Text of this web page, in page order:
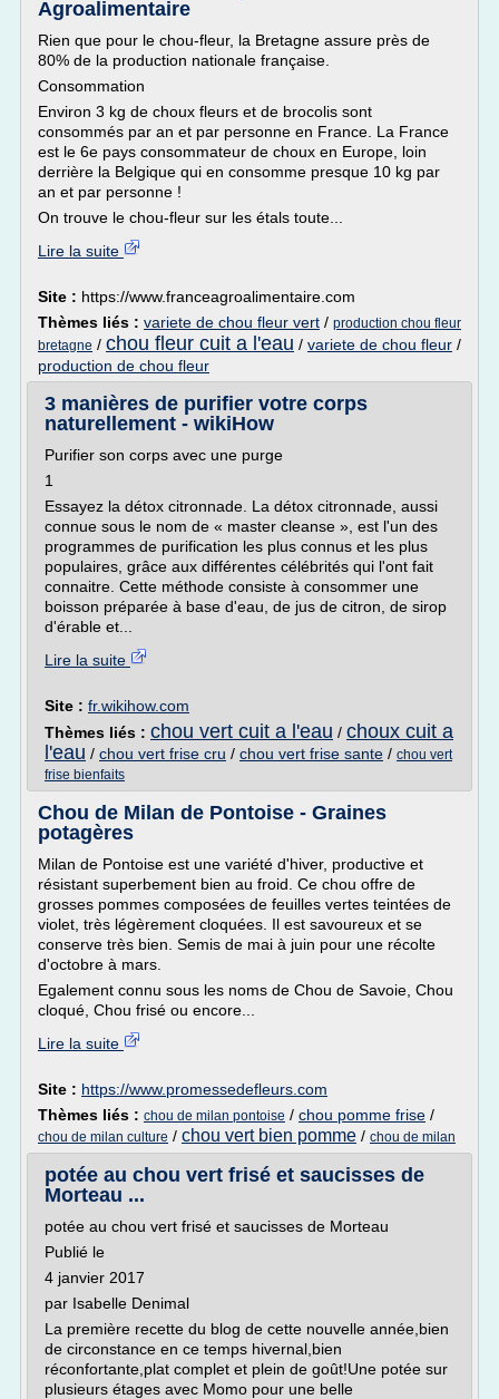
Agroalimentaire
Rien que pour le chou-fleur, la Bretagne assure près de
80% de la production nationale française.
Consommation
Environ 3 kg de choux fleurs et de brocolis sont
consommés par an et par personne en France. La France
est le 6e pays consommateur de choux en Europe, loin
derrière la Belgique qui en consomme presque 10 kg par
an et par personne !
On trouve le chou-fleur sur les étals toute...
Lire la suite
Site : https://www.franceagroalimentaire.com
Thèmes liés : variete de chou fleur vert / production chou fleur
bretagne / chou fleur cuit a l'eau / variete de chou fleur /
production de chou fleur
3 manières de purifier votre corps
naturellement - wikiHow
Purifier son corps avec une purge
1
Essayez la détox citronnade. La détox citronnade, aussi
connue sous le nom de « master cleanse », est l'un des
programmes de purification les plus connus et les plus
populaires, grâce aux différentes célébrités qui l'ont fait
connaitre. Cette méthode consiste à consommer une
boisson préparée à base d'eau, de jus de citron, de sirop
d'érable et...
Lire la suite
Site : fr.wikihow.com
Thèmes liés : chou vert cuit a l'eau / choux cuit a
l'eau / chou vert frise cru / chou vert frise sante / chou vert
frise bienfaits
Chou de Milan de Pontoise - Graines
potagères
Milan de Pontoise est une variété d'hiver, productive et
résistant superbement bien au froid. Ce chou offre de
grosses pommes composées de feuilles vertes teintées de
violet, très légèrement cloquées. Il est savoureux et se
conserve très bien. Semis de mai à juin pour une récolte
d'octobre à mars.
Egalement connu sous les noms de Chou de Savoie, Chou
cloqué, Chou frisé ou encore...
Lire la suite
Site : https://www.promessedefleurs.com
Thèmes liés : chou de milan pontoise / chou pomme frise /
chou de milan culture / chou vert bien pomme / chou de milan
potée au chou vert frisé et saucisses de
Morteau ...
potée au chou vert frisé et saucisses de Morteau
Publié le
4 janvier 2017
par Isabelle Denimal
La première recette du blog de cette nouvelle année,bien
de circonstance en ce temps hivernal,bien
réconfortante,plat complet et plein de goût!Une potée sur
plusieurs étages avec Momo pour une belle